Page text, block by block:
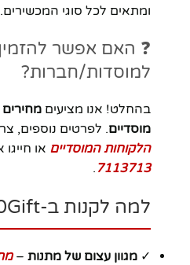
ומתאים לכל סוגי המכשירים.
❓ האם אפשר להזמין
למוסדות/חברות?
בהחלט! אנו מציעים מחירים
מוסדיים. לפרטים נוספים,
הלקוחות המוסדיים או חייגו
7113713
.
למה לקנות ב-10Gift – תן גיפט?
✓ מגוון עצום של מתנות –